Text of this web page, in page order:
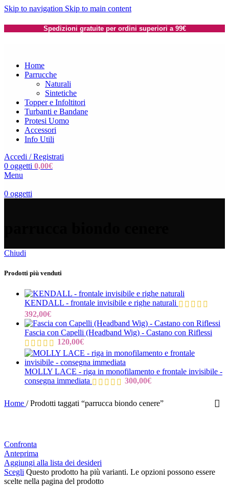
Skip to navigation Skip to main content
Spedizioni gratuite per ordini superiori a 99€
Home
Parrucche
Naturali
Sintetiche
Topper e Infoltitori
Turbanti e Bandane
Protesi Uomo
Accessori
Info Utili
Accedi / Registrati
0 oggetti 0,00€
Menu
0 oggetti
Chiudi
Prodotti più venduti
KENDALL - frontale invisibile e righe naturali
392,00€
Fascia con Capelli (Headband Wig) - Castano con Riflessi
120,00€
MOLLY LACE - riga in monofilamento e frontale invisibile -
consegna immediata
300,00€
Home / Prodotti taggati “parrucca biondo cenere”
Confronta
Anteprima
Aggiungi alla lista dei desideri
Scegli Questo prodotto ha più varianti. Le opzioni possono essere
scelte nella pagina del prodotto